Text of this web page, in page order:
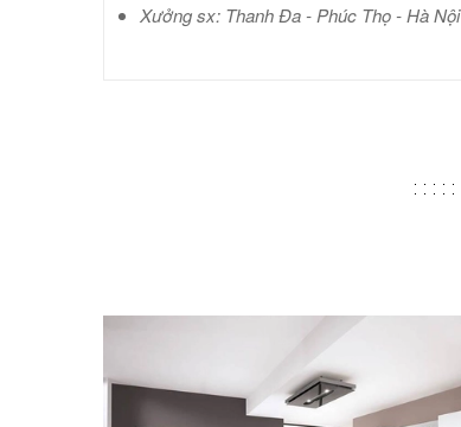
Xưởng sx: Thanh Đa - Phúc Thọ - Hà Nội